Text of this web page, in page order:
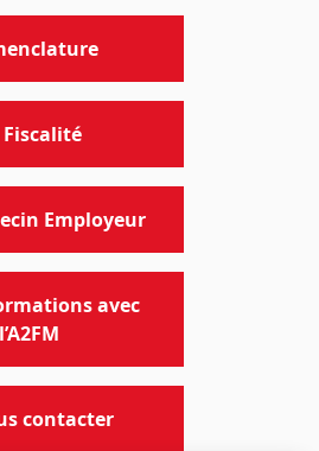
Employeur
avec
l’A2FM
contacter